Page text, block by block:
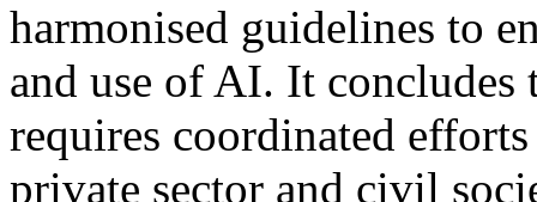
harmonised guidelines to
and use of AI. It
requires coordinated
private sector and civil